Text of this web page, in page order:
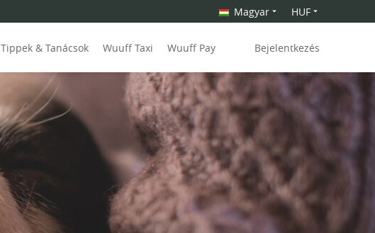
Magyar HUF
Tippek & Tanácsok Wuuff Taxi Wuuff Pay Bejelentkezés